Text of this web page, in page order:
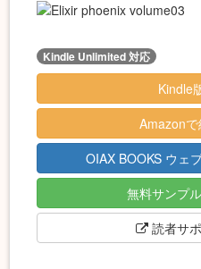
Kindle Unlimited 対応
Kindle
Amazon
OIAX BOOKS ウェ
無料サンプ
読者サ